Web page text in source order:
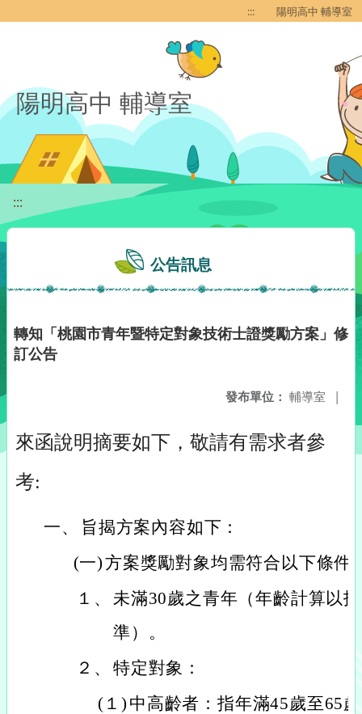
::: 陽明高中 輔導室
陽明高中 輔導室
:::
公告訊息
轉知「桃園市青年暨特定對象技術士證獎勵方案」修
訂公告
發布單位： 輔導室 |
來函說明摘要如下，敬請有需求者參
考:
一、
旨揭方案內容如下：
(一)方案獎勵對象均需符合以下條件
１、 未滿30歲之青年（年齡計算以
準）。
２、 特定對象：
(１) 中高齡者：指年滿45歲至65